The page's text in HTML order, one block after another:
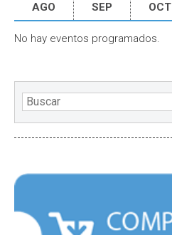
AGO SEP OCT
No hay eventos programados.